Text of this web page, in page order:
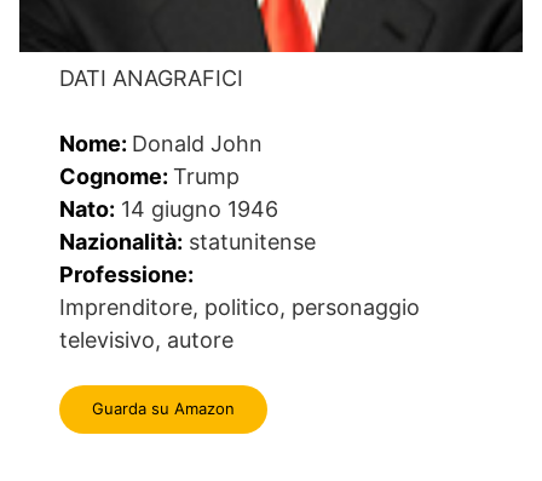
DATI ANAGRAFICI
Nome: Donald John
Cognome:Trump
Nato: 14 giugno 1946
Nazionalità: statunitense
Professione:
Imprenditore, politico, personaggio
televisivo, autore
Guarda su Amazon